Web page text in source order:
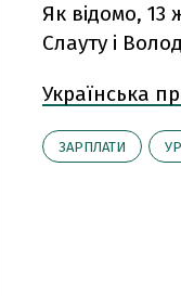
Як відомо, 13
Слауту і
Українська
ЗАРПЛАТИ